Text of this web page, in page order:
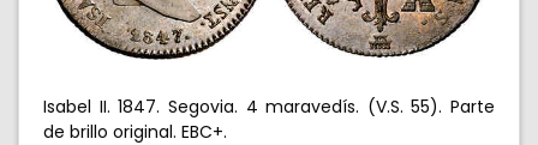
Isabel II. 1847. Segovia. 4 maravedís. (V.S. 55). Parte
de brillo original. EBC+.